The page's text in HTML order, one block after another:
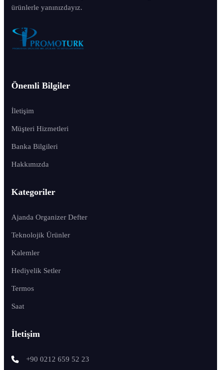
ürünlerle yanınızdayız.
Önemli Bilgiler
İletişim
Müşteri Hizmetleri
Banka Bilgileri
Hakkımızda
Kategoriler
Ajanda Organizer Defter
Teknolojik Ürünler
Kalemler
Hediyelik Setler
Termos
Saat
İletişim
+90 0212 659 52 23